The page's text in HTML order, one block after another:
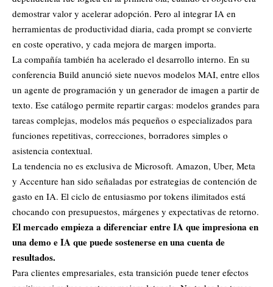
demostrar valor y acelerar adopción. Pero al integrar IA en
herramientas de productividad diaria, cada prompt se convierte
en coste operativo, y cada mejora de margen importa.
La compañía también ha acelerado el desarrollo interno. En su
conferencia Build anunció siete nuevos modelos MAI, entre ellos
un agente de programación y un generador de imagen a partir de
texto. Ese catálogo permite repartir cargas: modelos grandes para
tareas complejas, modelos más pequeños o especializados para
funciones repetitivas, correcciones, borradores simples o
asistencia contextual.
La tendencia no es exclusiva de Microsoft. Amazon, Uber, Meta
y Accenture han sido señaladas por estrategias de contención de
gasto en IA. El ciclo de entusiasmo por tokens ilimitados está
chocando con presupuestos, márgenes y expectativas de retorno.
El mercado empieza a diferenciar entre IA que impresiona en
una demo e IA que puede sostenerse en una cuenta de
resultados.
Para clientes empresariales, esta transición puede tener efectos